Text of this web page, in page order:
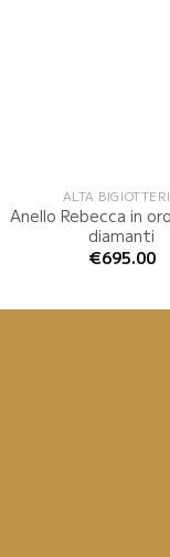
ALTA
Anello Rebecca in
diamanti
€695.00